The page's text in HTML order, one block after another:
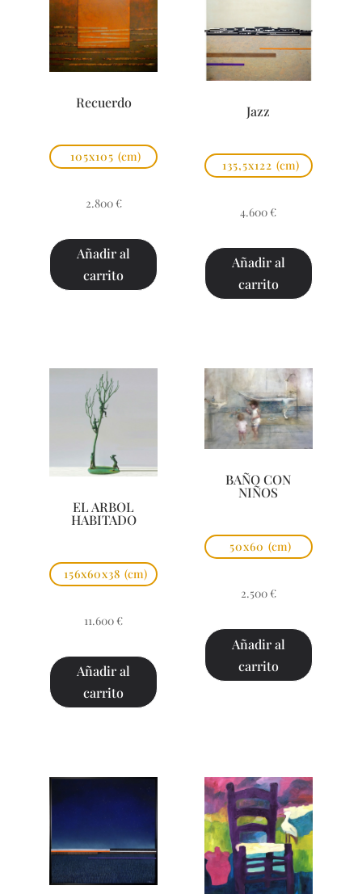
Recuerdo
105x105 (cm)
2.800 €
Añadir al
carrito
Jazz
135,5x122 (cm)
4.600 €
Añadir al
carrito
EL ARBOL
HABITADO
156x60x38 (cm)
11.600 €
Añadir al
carrito
BAÑO CON
NIÑOS
50x60 (cm)
2.500 €
Añadir al
carrito